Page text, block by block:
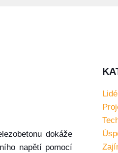
dokáže
napětí pomocí